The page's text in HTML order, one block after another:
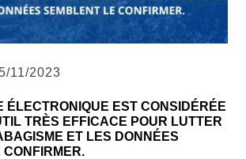
11/2023
ÉLECTRONIQUE EST CONSIDÉRÉE
TRÈS EFFICACE POUR LUTTER
ET LES DONNÉES